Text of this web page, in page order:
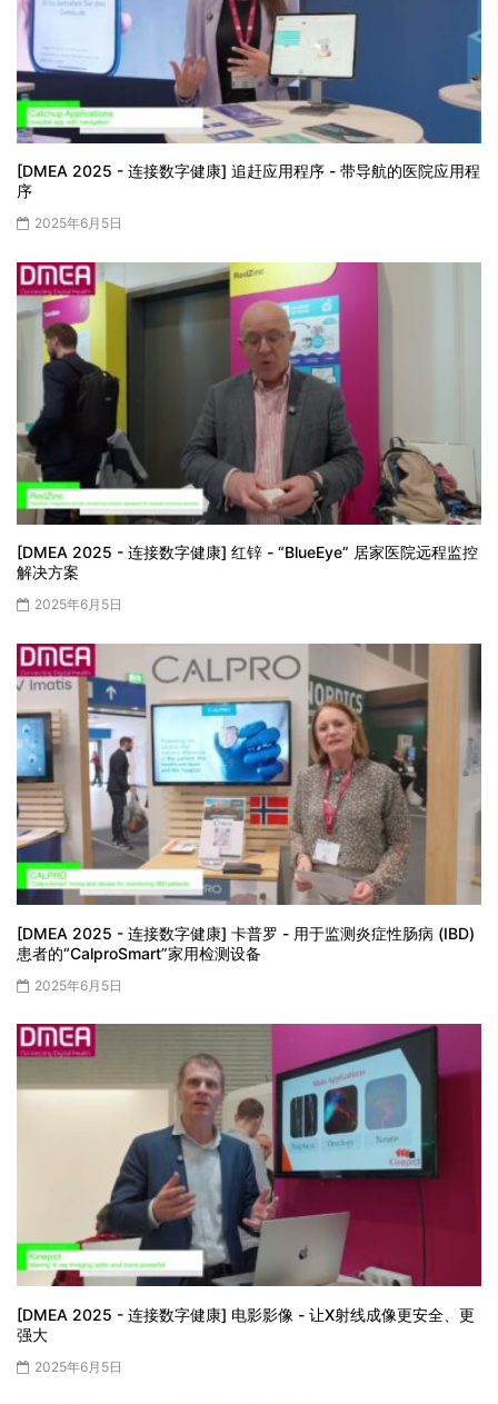
[DMEA 2025 - 连接数字健康] 追赶应用程序 - 带导航的医院应用程
序
2025年6月5日
[DMEA 2025 - 连接数字健康] 红锌 - “BlueEye” 居家医院远程监控
解决方案
2025年6月5日
[DMEA 2025 - 连接数字健康] 卡普罗 - 用于监测炎症性肠病 (IBD)
患者的“CalproSmart”家用检测设备
2025年6月5日
[DMEA 2025 - 连接数字健康] 电影影像 - 让X射线成像更安全、更
强大
2025年6月5日